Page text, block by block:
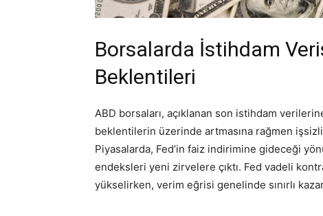
Borsalarda İstihdam
Beklentileri
ABD borsaları, açıklanan son istihdam
beklentilerin üzerinde artmasına rağmen
Piyasalarda, Fed’in faiz indirimine gideceği
endeksleri yeni zirvelere çıktı. Fed vadeli
yükselirken, verim eğrisi genelinde sınırlı